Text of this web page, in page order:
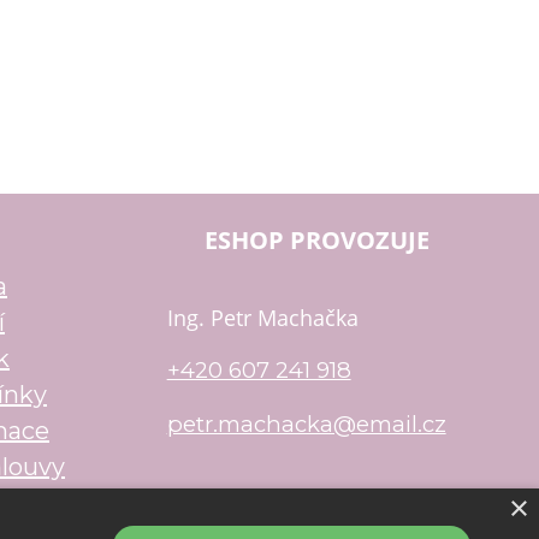
ESHOP PROVOZUJE
Ing. Petr Machačka
+420 607 241 918
petr.machacka@email.cz
×